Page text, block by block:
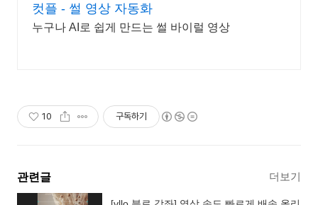
컷플 - 썰 영상 자동화
누구나 AI로 쉽게 만드는 썰 바이럴 영상
10 구독하기
관련글 더보기